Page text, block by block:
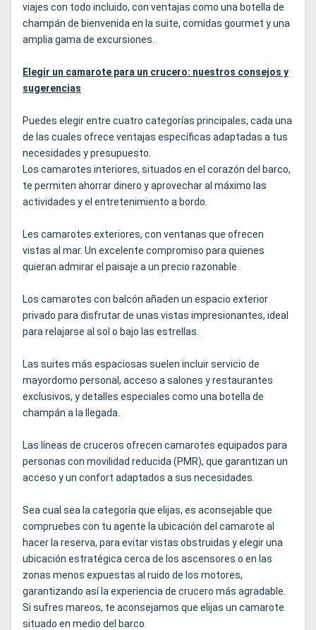
viajes con todo incluido, con ventajas como una botella de
champán de bienvenida en la suite, comidas gourmet y una
amplia gama de excursiones.
Elegir un camarote para un crucero: nuestros consejos y
sugerencias
Puedes elegir entre cuatro categorías principales, cada una
de las cuales ofrece ventajas específicas adaptadas a tus
necesidades y presupuesto.
Los camarotes interiores, situados en el corazón del barco,
te permiten ahorrar dinero y aprovechar al máximo las
actividades y el entretenimiento a bordo.
Les camarotes exteriores, con ventanas que ofrecen
vistas al mar. Un excelente compromiso para quienes
quieran admirar el paisaje a un precio razonable.
Los camarotes con balcón añaden un espacio exterior
privado para disfrutar de unas vistas impresionantes, ideal
para relajarse al sol o bajo las estrellas.
Las suites más espaciosas suelen incluir servicio de
mayordomo personal, acceso a salones y restaurantes
exclusivos, y detalles especiales como una botella de
champán a la llegada.
Las líneas de cruceros ofrecen camarotes equipados para
personas con movilidad reducida (PMR), que garantizan un
acceso y un confort adaptados a sus necesidades.
Sea cual sea la categoría que elijas, es aconsejable que
compruebes con tu agente la ubicación del camarote al
hacer la reserva, para evitar vistas obstruidas y elegir una
ubicación estratégica cerca de los ascensores o en las
zonas menos expuestas al ruido de los motores,
garantizando así la experiencia de crucero más agradable.
Si sufres mareos, te aconsejamos que elijas un camarote
situado en medio del barco.